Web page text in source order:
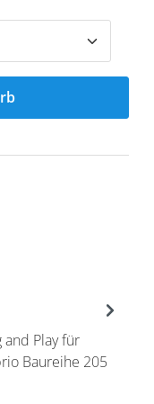
Play für
Baureihe 205